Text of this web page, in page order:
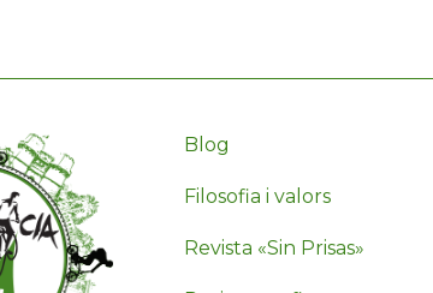
Blog
Filosofia i valors
Revista «Sin Prisas»